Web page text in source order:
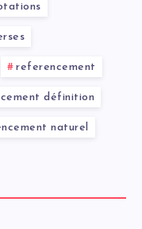
referencement
définition
naturel